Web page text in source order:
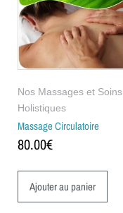
Nos Massages et Soins
Holistiques
Massage Circulatoire
80.00€
Ajouter au panier